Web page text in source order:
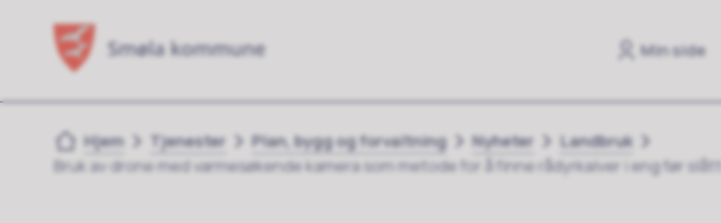
Min side
Du er her:
Hjem Tjenester Plan, bygg og forvaltning Nyheter
Landbruk
Bruk av drone med varmesøkende kamera som metode for å finne rådyrkalver i eng før slått